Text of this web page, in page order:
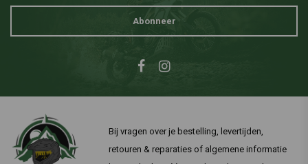
Abonneer
Bij vragen over je bestelling, levertijden,
retouren & reparaties of algemene informatie